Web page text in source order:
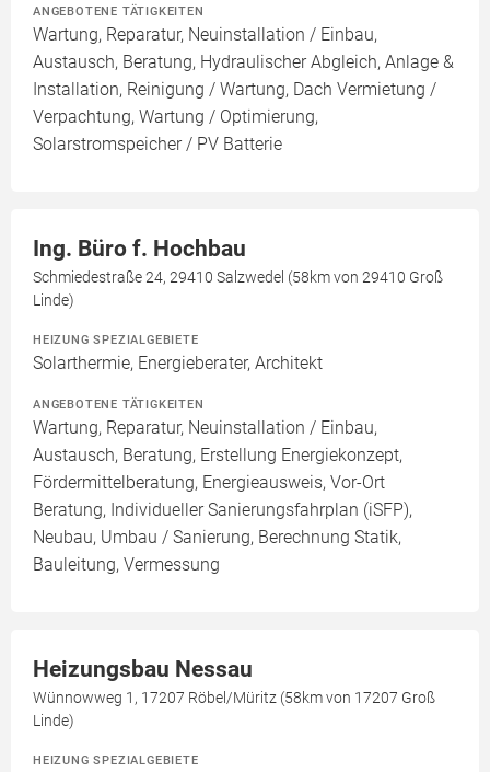
ANGEBOTENE TÄTIGKEITEN
Wartung, Reparatur, Neuinstallation / Einbau,
Austausch, Beratung, Hydraulischer Abgleich, Anlage &
Installation, Reinigung / Wartung, Dach Vermietung /
Verpachtung, Wartung / Optimierung,
Solarstromspeicher / PV Batterie
Ing. Büro f. Hochbau
Schmiedestraße 24, 29410 Salzwedel (58km von 29410 Groß
Linde)
HEIZUNG SPEZIALGEBIETE
Solarthermie, Energieberater, Architekt
ANGEBOTENE TÄTIGKEITEN
Wartung, Reparatur, Neuinstallation / Einbau,
Austausch, Beratung, Erstellung Energiekonzept,
Fördermittelberatung, Energieausweis, Vor-Ort
Beratung, Individueller Sanierungsfahrplan (iSFP),
Neubau, Umbau / Sanierung, Berechnung Statik,
Bauleitung, Vermessung
Heizungsbau Nessau
Wünnowweg 1, 17207 Röbel/Müritz (58km von 17207 Groß
Linde)
HEIZUNG SPEZIALGEBIETE